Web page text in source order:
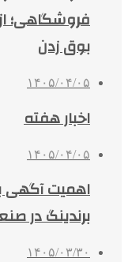
فروشگاهی؛
بوق زدن
۱۴۰۵/۰۴/۰۵
اخبار هفته
۱۴۰۵/۰۴/۰۵
اهمیت آگهی
برندینگ در
۱۴۰۵/۰۳/۳۰